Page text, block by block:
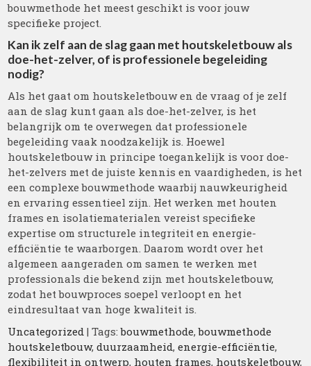
bouwmethode het meest geschikt is voor jouw
specifieke project.
Kan ik zelf aan de slag gaan met houtskeletbouw als
doe-het-zelver, of is professionele begeleiding
nodig?
Als het gaat om houtskeletbouw en de vraag of je zelf
aan de slag kunt gaan als doe-het-zelver, is het
belangrijk om te overwegen dat professionele
begeleiding vaak noodzakelijk is. Hoewel
houtskeletbouw in principe toegankelijk is voor doe-
het-zelvers met de juiste kennis en vaardigheden, is het
een complexe bouwmethode waarbij nauwkeurigheid
en ervaring essentieel zijn. Het werken met houten
frames en isolatiematerialen vereist specifieke
expertise om structurele integriteit en energie-
efficiëntie te waarborgen. Daarom wordt over het
algemeen aangeraden om samen te werken met
professionals die bekend zijn met houtskeletbouw,
zodat het bouwproces soepel verloopt en het
eindresultaat van hoge kwaliteit is.
Uncategorized | Tags:bouwmethode,bouwmethode
houtskeletbouw,duurzaamheid,energie-efficiëntie,
flexibiliteit in ontwerp, houten frames, houtskeletbouw,